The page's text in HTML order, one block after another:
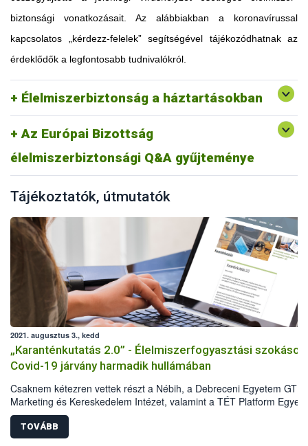
biztonsági vonatkozásait. Az alábbiakban a koronavírussal
kapcsolatos „kérdezz-felelek” segítségével tájékozódhatnak az
érdeklődők a legfontosabb tudnivalókról.
Élelmiszerbiztonság a háztartásokban
Az Európai Bizottság
élelmiszerbiztonsági Q&A gyűjteménye
Tájékoztatók, útmutatók
2021. augusztus 3., kedd
„Karanténkutatás 2.0” - Élelmiszerfogyasztási szokások
Covid-19 járvány harmadik hullámában
Csaknem kétezren vettek részt a Nébih, a Debreceni Egyetem GTK
Marketing és Kereskedelem Intézet, valamint a TÉT Platform
második közös reprezentatív kutatásában 2021 májusában. A
felmérésből kiderült, hogyan változtak a Covid-19 járvány első és
harmadik hulláma között a háztartások élelmiszervásárlási és
TOVÁBB